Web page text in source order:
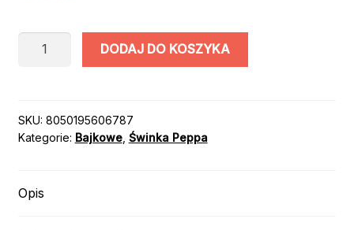
ilość
/
14
DODAJ DO KOSZYKA
SKU: 8050195606787
Kategorie: Bajkowe, Świnka Peppa
Opis